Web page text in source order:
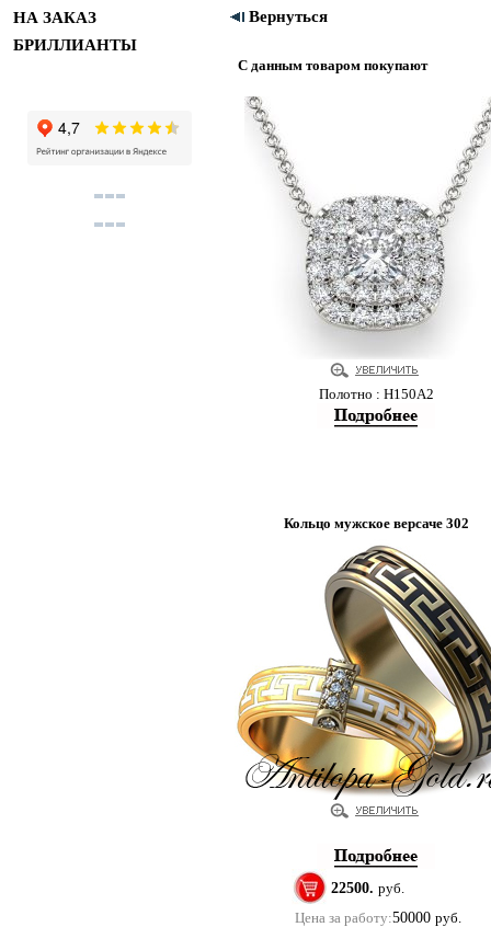
НА ЗАКАЗ
БРИЛЛИАНТЫ
Вернуться
С данным товаром покупают
Полотно : Н150А2
Кольцо мужское версаче 302
22500. руб.
Цена за работу:50000 руб.